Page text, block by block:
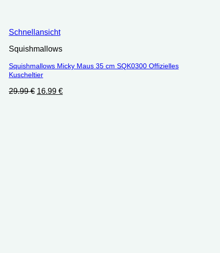
Schnellansicht
Squishmallows
Squishmallows Micky Maus 35 cm SQK0300 Offizielles
Kuscheltier
29.99€ Ursprünglicher
16.99 €Aktueller